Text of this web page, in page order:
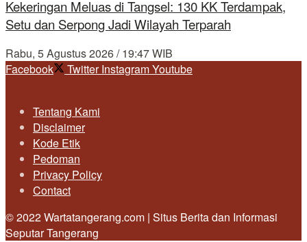
Kekeringan Meluas di Tangsel: 130 KK Terdampak,
Setu dan Serpong Jadi Wilayah Terparah
Rabu, 5 Agustus 2026 / 19:47 WIB
Facebook
Twitter InstagramYoutube
Tentang Kami
Disclaimer
Kode Etik
Pedoman
Privacy Policy
Contact
© 2022 Wartatangerang.com | Situs Berita dan Informasi
Seputar Tangerang